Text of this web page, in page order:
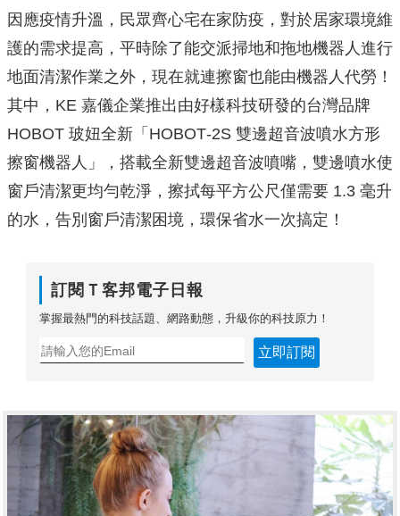
因應疫情升溫， 民眾齊心宅在家防疫，對於居家環境維
護的需求提高，平時除了能交派掃地和拖地機器人進行
地面清潔作業之外，現在就連擦窗也能由機器人代勞！
其中，KE 嘉儀企業推出由好樣科技研發的台灣品牌
HOBOT 玻妞全新「HOBOT-2S 雙邊超音波噴水方形
擦窗機器人」，搭載全新雙邊超音波噴嘴，雙邊噴水使
窗戶清潔更均勻乾淨， 擦拭每平方公尺僅需要 1.3 毫升
的水，告別窗戶清潔困境， 環保省水一次搞定！
訂閱Ｔ客邦電子日報
掌握最熱門的科技話題、網路動態，升級你的科技原力！
立即訂閱